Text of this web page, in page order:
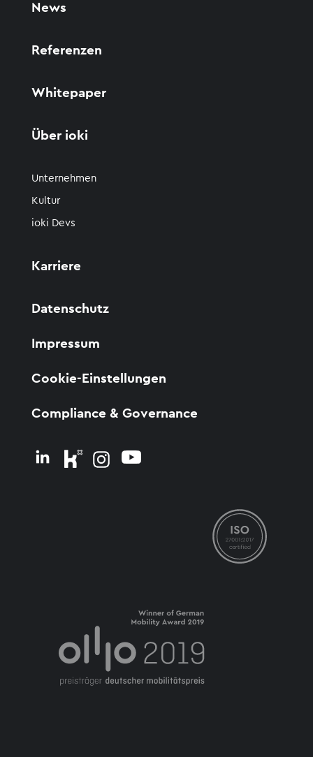
News
Referenzen
Whitepaper
Über ioki
Unternehmen
Kultur
ioki Devs
Karriere
Datenschutz
Impressum
Cookie-Einstellungen
Compliance & Governance